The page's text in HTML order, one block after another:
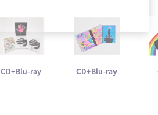
CD+Blu-ray CD+Blu-ray